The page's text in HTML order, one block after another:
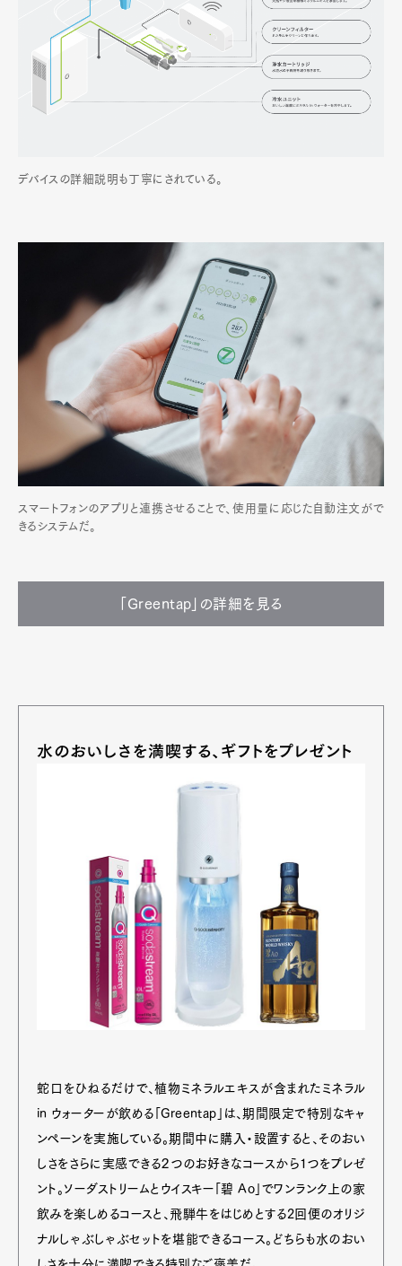
デバイスの詳細説明も丁寧にされている。
スマートフォンのアプリと連携させることで、使用量に応じた自動注文がで
きるシステムだ。
「Greentap」の詳細を見る
水のおいしさを満喫する、ギフトをプレゼント
蛇口をひねるだけで、植物ミネラルエキスが含まれたミネラル
in ウォーターが飲める「Greentap」は、期間限定で特別なキャ
ンペーンを実施している。期間中に購入・設置すると、そのおい
しさをさらに実感できる２つのお好きなコースから1つをプレゼ
ント。ソーダストリームとウイスキー「碧 Ao」でワンランク上の家
飲みを楽しめるコースと、飛騨牛をはじめとする2回便のオリジ
ナルしゃぶしゃぶセットを堪能できるコース。どちらも水のおい